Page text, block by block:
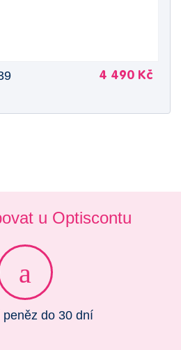
4 490 Kč
u Optiscontu
peněz do 30 dní